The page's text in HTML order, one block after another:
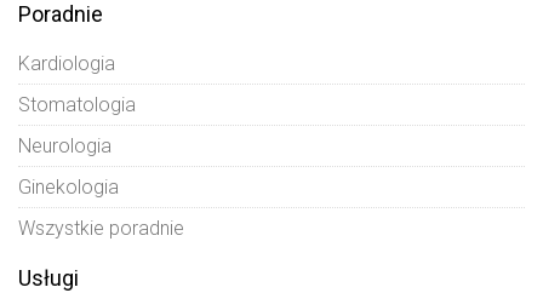
Poradnie
Kardiologia
Stomatologia
Neurologia
Ginekologia
Wszystkie poradnie
Usługi